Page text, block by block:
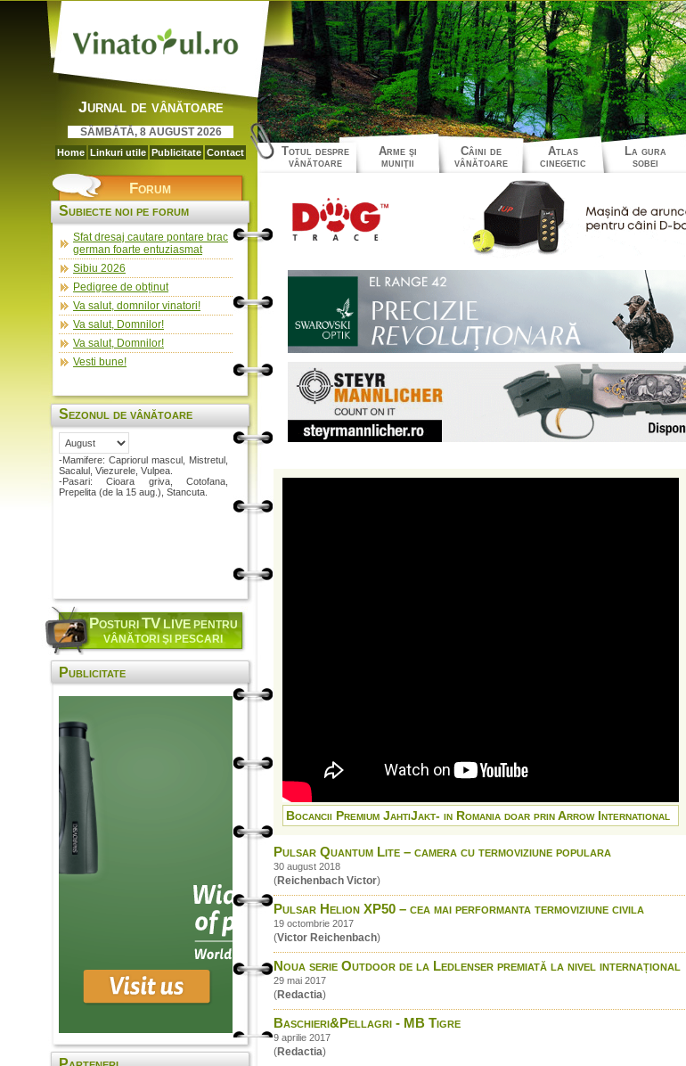
Jurnal de vânătoare
SÂMBĂTĂ, 8 AUGUST 2026
Home Linkuri utile Publicitate Contact
Totul despre
vânătoare
Arme şi
muniţii
Câini de
vânătoare
Atlas
cinegetic
La gura
sobei
Forum
Subiecte noi pe forum
Sfat dresaj cautare pontare brac
german foarte entuziasmat
Sibiu 2026
Pedigree de obținut
Va salut, domnilor vinatori!
Va salut, Domnilor!
Va salut, Domnilor!
Vesti bune!
Sezonul de vânătoare
-Mamifere: Capriorul mascul, Mistretul,
Sacalul, Viezurele, Vulpea.
-Pasari: Cioara griva, Cotofana,
Prepelita (de la 15 aug.), Stancuta.
POSTURITV LIVEPENTRU
VÂNĂTORI ŞI PESCARI
Publicitate
Bocancii Premium JahtiJakt- in Romania doar prin Arrow International
Pulsar Quantum Lite – camera cu termoviziune populara
30 august 2018
(Reichenbach Victor)
Pulsar Helion XP50 – cea mai performanta termoviziune civila
19 octombrie 2017
(Victor Reichenbach)
Noua serie Outdoor de la Ledlenser premiată la nivel internațional
29 mai 2017
(Redactia)
Baschieri&Pellagri - MB Tigre
9 aprilie 2017
(Redactia)